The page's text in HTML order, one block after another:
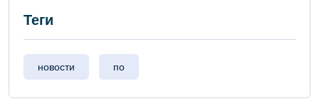
Теги
новости по